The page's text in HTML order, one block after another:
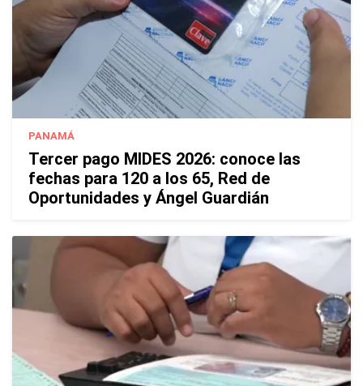
PANAMÁ
Tercer pago MIDES 2026: conoce las
fechas para 120 a los 65, Red de
Oportunidades y Ángel Guardián